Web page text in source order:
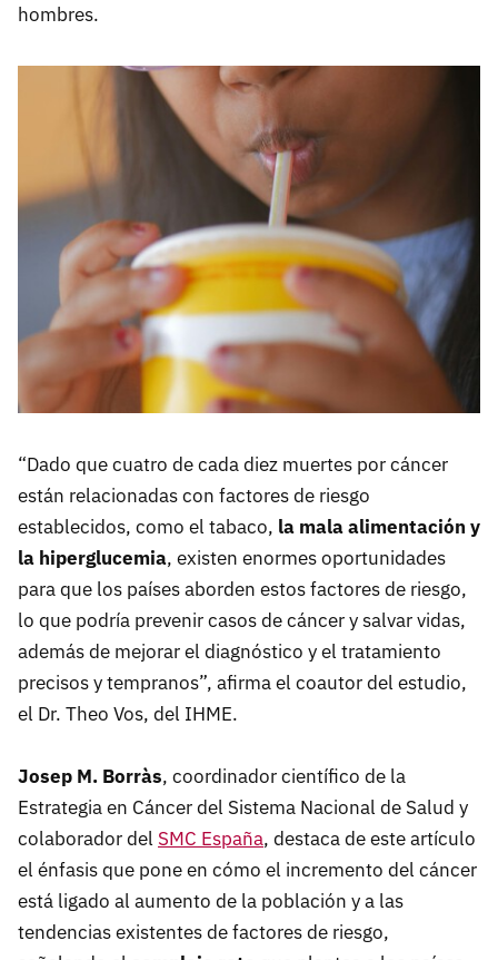
hombres.
“Dado que cuatro de cada diez muertes por cáncer
están relacionadas con factores de riesgo
establecidos, como el tabaco, la mala alimentación y
la hiperglucemia, existen enormes oportunidades
para que los países aborden estos factores de riesgo,
lo que podría prevenir casos de cáncer y salvar vidas,
además de mejorar el diagnóstico y el tratamiento
precisos y tempranos”, afirma el coautor del estudio,
el Dr. Theo Vos, del IHME.
Josep M. Borràs, coordinador científico de la
Estrategia en Cáncer del Sistema Nacional de Salud y
colaborador del SMC España, destaca de este artículo
el énfasis que pone en cómo el incremento del cáncer
está ligado al aumento de la población y a las
tendencias existentes de factores de riesgo,